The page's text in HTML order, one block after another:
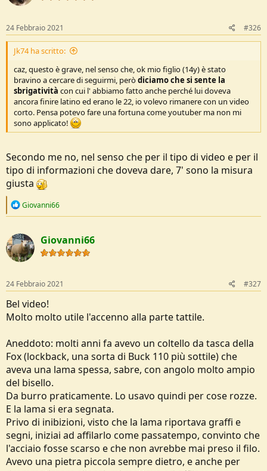
n
24 Febbraio 2021 #326
Jk74 ha scritto:
caz, questo è grave, nel senso che, ok mio figlio (14y) è stato
bravino a cercare di seguirmi, peròdiciamo che si sente la
sbrigatività con cui l' abbiamo fatto anche perché lui doveva
ancora finire latino ed erano le 22, io volevo rimanere con un video
corto. Pensa potevo fare una fortuna come youtuber ma non mi
sono applicato!
Secondo me no, nel senso che per il tipo di video e per il
tipo di informazioni che doveva dare, 7' sono la misura
giusta
R
c
t
i
o
s
:
Giovanni66
Giovanni66
24 Febbraio 2021 #327
Bel video!
Molto molto utile l'accenno alla parte tattile.
Aneddoto: molti anni fa avevo un coltello da tasca della
Fox (lockback, una sorta di Buck 110 più sottile) che
aveva una lama spessa, sabre, con angolo molto ampio
del bisello.
Da burro praticamente. Lo usavo quindi per cose rozze.
E la lama si era segnata.
Privo di inibizioni, visto che la lama riportava graffi e
segni, iniziai ad affilarlo come passatempo, convinto che
l'acciaio fosse scarso e che non avrebbe mai preso il filo.
Avevo una pietra piccola sempre dietro, e anche per